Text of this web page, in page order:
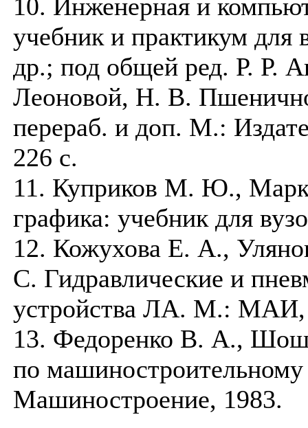
10. Инженерная и
учебник и практикум для
др.; под общей ред. Р. Р.
Леоновой, Н. В.
перераб. и доп. М.:
226 с.
11. Куприков М. Ю.,
графика: учебник для
12. Кожухова Е. А.,
С. Гидравлические и
устройства ЛА. М.: МАИ,
13. Федоренко В. А.,
по
Машиностроение, 1983.